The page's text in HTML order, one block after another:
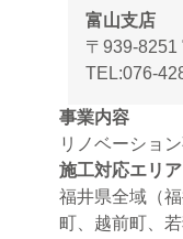
富山支店
〒939-8251
TEL 076-
事業内容
リノベーショ
施工対応エリア
福井県全域（
町、越前町、若